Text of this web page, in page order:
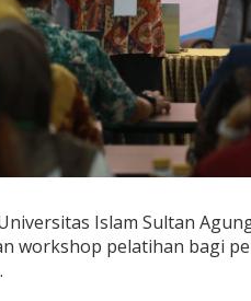
Islam Sultan
workshop pelatihan bagi